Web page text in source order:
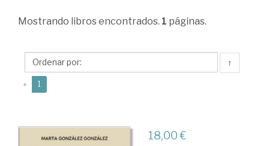
González
Marta
Mostrando libros encontrados. 1 páginas.
↑
« 1
18,00 €